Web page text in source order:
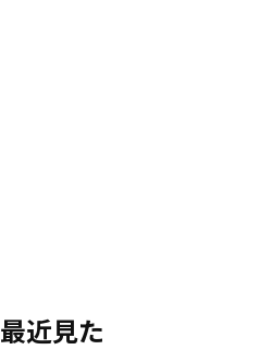
最近見た